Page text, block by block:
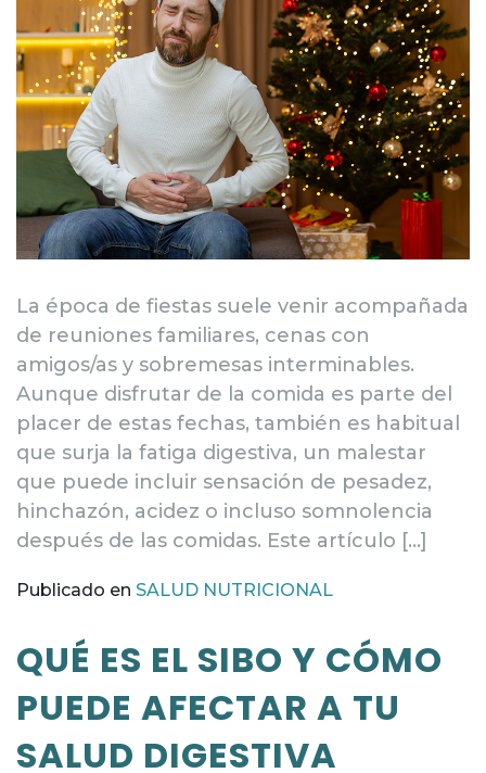
La época de fiestas suele venir acompañada
de reuniones familiares, cenas con
amigos/as y sobremesas interminables.
Aunque disfrutar de la comida es parte del
placer de estas fechas, también es habitual
que surja la fatiga digestiva, un malestar
que puede incluir sensación de pesadez,
hinchazón, acidez o incluso somnolencia
después de las comidas. Este artículo […]
Publicado en SALUD NUTRICIONAL
QUÉ ES EL SIBO Y CÓMO
PUEDE AFECTAR A TU
SALUD DIGESTIVA